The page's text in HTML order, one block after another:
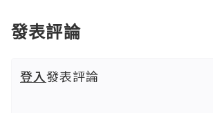
發表評論
登入發表評論